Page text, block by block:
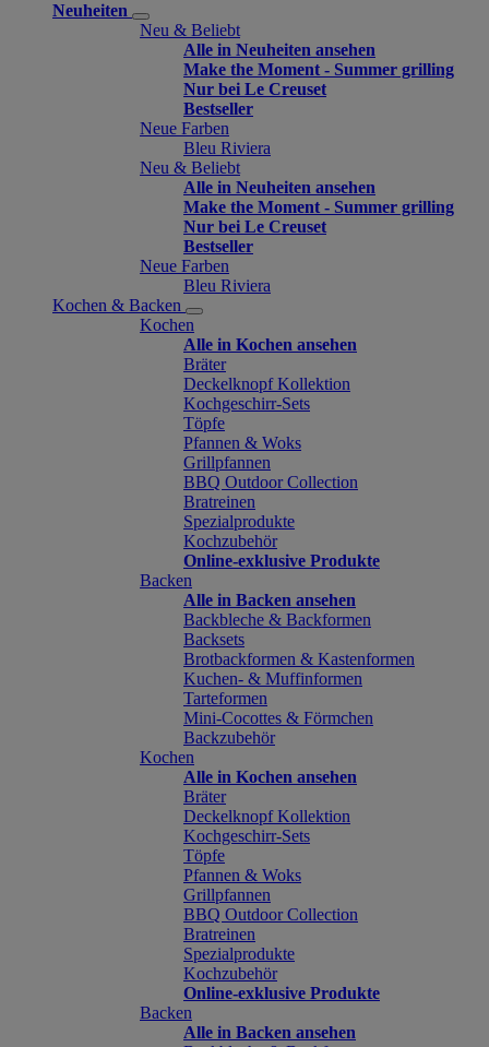
Neuheiten
Neu & Beliebt
Alle in Neuheiten ansehen
Make the Moment - Summer grilling
Nur bei Le Creuset
Bestseller
Neue Farben
Bleu Riviera
Neu & Beliebt
Alle in Neuheiten ansehen
Make the Moment - Summer grilling
Nur bei Le Creuset
Bestseller
Neue Farben
Bleu Riviera
Kochen & Backen
Kochen
Alle in Kochen ansehen
Bräter
Deckelknopf Kollektion
Kochgeschirr-Sets
Töpfe
Pfannen & Woks
Grillpfannen
BBQ Outdoor Collection
Bratreinen
Spezialprodukte
Kochzubehör
Online-exklusive Produkte
Backen
Alle in Backen ansehen
Backbleche & Backformen
Backsets
Brotbackformen & Kastenformen
Kuchen- & Muffinformen
Tarteformen
Mini-Cocottes & Förmchen
Backzubehör
Kochen
Alle in Kochen ansehen
Bräter
Deckelknopf Kollektion
Kochgeschirr-Sets
Töpfe
Pfannen & Woks
Grillpfannen
BBQ Outdoor Collection
Bratreinen
Spezialprodukte
Kochzubehör
Online-exklusive Produkte
Backen
Alle in Backen ansehen